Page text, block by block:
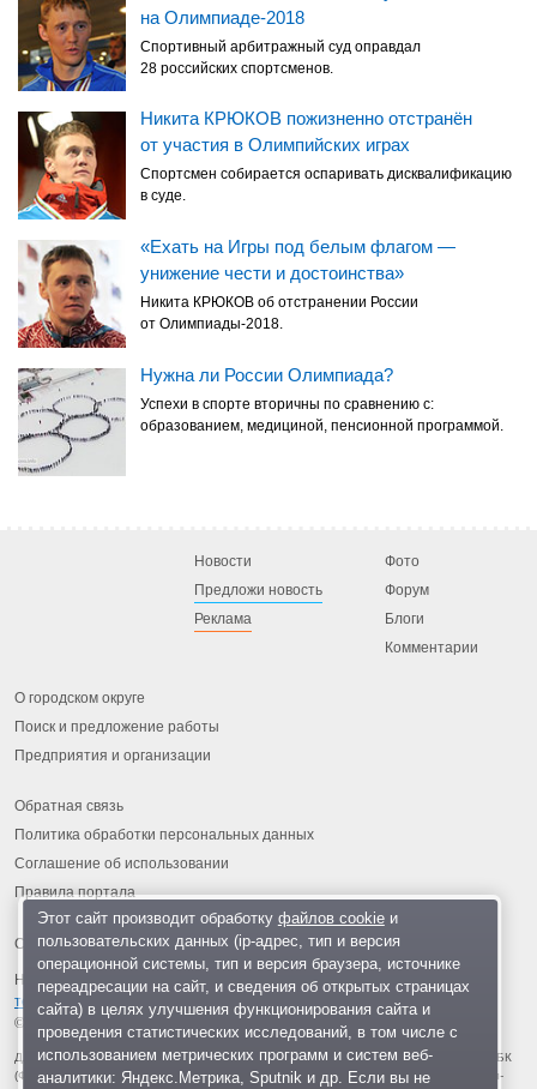
на Олимпиаде-2018
Спортивный арбитражный суд оправдал
28 российских спортсменов.
Никита КРЮКОВ пожизненно отстранён
от участия в Олимпийских играх
Спортсмен собирается оспаривать дисквалификацию
в суде.
«Ехать на Игры под белым флагом —
унижение чести и достоинства»
Никита КРЮКОВ об отстранении России
от Олимпиады-2018.
Нужна ли России Олимпиада?
Успехи в спорте вторичны по сравнению с:
образованием, медициной, пенсионной программой.
Новости
Предложи новость
Реклама
Фото
Форум
Блоги
Комментарии
О городском округе
Поиск и предложение работы
Предприятия и организации
Обратная связь
Политика обработки персональных данных
Соглашение об использовании
Правила портала
На информационном ресурсе применяются рекомендательные
технологии
© 2013-2026 «ОИНФО»,
сделано в Одинцово
Для читателей: В России признаны экстремистскими и запрещены организации ФБК
(Фонд борьбы с коррупцией, признан иноагентом), Штабы Навального, «Национал-
Этот сайт производит обработку файлов cookieи
пользовательских данных (ip-адрес, тип и версия
операционной системы, тип и версия браузера, источнике
переадресации на сайт, и сведения об открытых страницах
сайта) в целях улучшения функционирования сайта и
проведения статистических исследований, в том числе с
использованием метрических программ и систем веб-
аналитики: Яндекс.Метрика, Sputnik и др. Если вы не